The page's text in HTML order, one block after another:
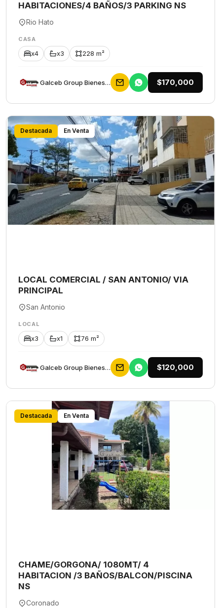
HABITACIONES/4 BAÑOS/3 PARKING NS
Rio Hato
CASA
x4 x3 228 m²
Galceb Group Bienes Raices $170,000
Destacada En Venta
LOCAL COMERCIAL / SAN ANTONIO/ VIA
PRINCIPAL
San Antonio
LOCAL
x3 x1 76 m²
Galceb Group Bienes Raices $120,000
Destacada En Venta
CHAME/GORGONA/ 1080MT/ 4
HABITACION /3 BAÑOS/BALCON/PISCINA
NS
Coronado